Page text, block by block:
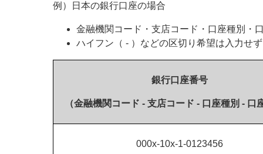
例）日本の銀行口座の場合
金融機関コード・支店コード・口座種別・
ハイフン（ - ）などの区切り希望は入力せ
銀行口座番号
（金融機関コード - 支店コード - 口座種別 - 口
000x-10x-1-0123456